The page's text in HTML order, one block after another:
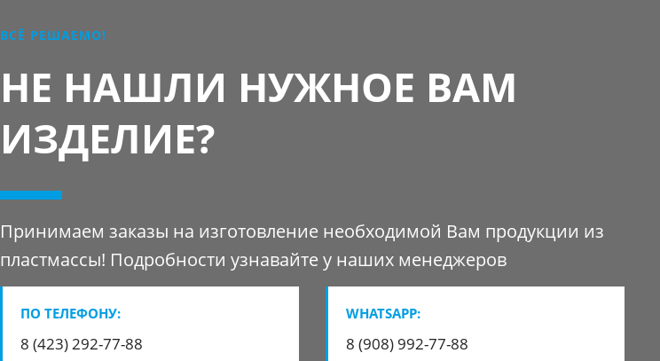
ВСЁ РЕШАЕМО!
НЕ НАШЛИ НУЖНОЕ ВАМ
ИЗДЕЛИЕ?
Принимаем заказы на изготовление необходимой Вам продукции из
пластмассы! Подробности узнавайте у наших менеджеров
ПО ТЕЛЕФОНУ:
8 (423) 292-77-88
WHATSAPP:
8 (908) 992-77-88